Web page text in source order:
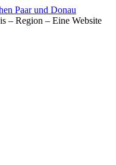
Paar und Donau
– Region – Eine Website